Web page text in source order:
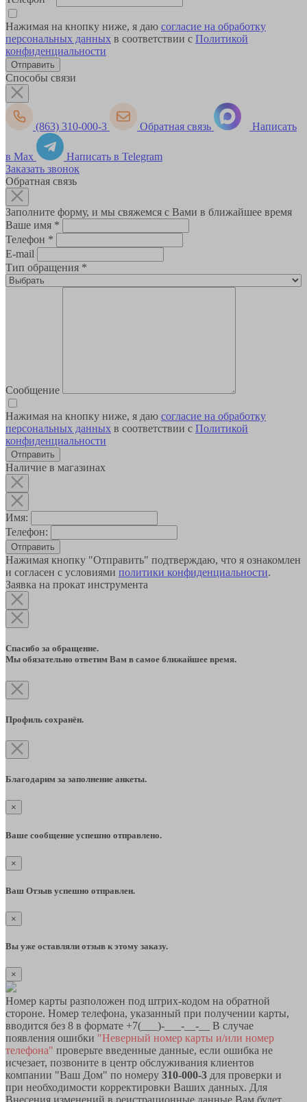
Нажимая на кнопку ниже, я даю согласие на обработку
персональных данных в соответствии с Политикой
конфиденциальности
Способы связи
(863) 310-000-3 Обратная связь Написать
в Max
Написать в Telegram
Заказать звонок
Обратная связь
Заполните форму, и мы свяжемся с Вами в ближайшее время
Ваше имя *
Телефон *
E-mail
Тип обращения *
Сообщение
Нажимая на кнопку ниже, я даю согласие на обработку
персональных данных в соответствии с Политикой
конфиденциальности
Наличие в магазинах
Имя:
Телефон:
Отправить
Нажимая кнопку "Отправить" подтверждаю, что я ознакомлен
и согласен с условиями политики конфиденциальности.
Заявка на прокат инструмента
Спасибо за обращение.
Мы обязательно ответим Вам в самое ближайшее время.
Профиль сохранён.
Благодарим за заполнение анкеты.
×
Ваше сообщение успешно отправлено.
×
Ваш Отзыв успешно отправлен.
×
Вы уже оставляли отзыв к этому заказу.
×
Номер карты разположен под штрих-кодом на обратной
стороне. Номер телефона, указанный при получении карты,
вводится без 8 в формате +7(___)-___-__-__ В случае
появления ошибки "Неверный номер карты и/или номер
телефона" проверьте введенные данные, если ошибка не
исчезает, позвоните в центр обслуживания клиентов
компании "Ваш Дом" по номеру 310-000-3 для проверки и
при необходимости корректировки Ваших данных. Для